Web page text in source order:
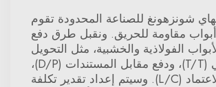
شونزهونغ للصناعة المحدودة تقوم
مقاومة للحريق. ونقبل طرق دفع
الفولاذية والخشبية، مثل التحويل
البنكي (T/T)، ودفع مقابل المستندات (D/P)،
وخطاب الاعتماد (L/C). وسيتم إعداد تقدير تكلفة